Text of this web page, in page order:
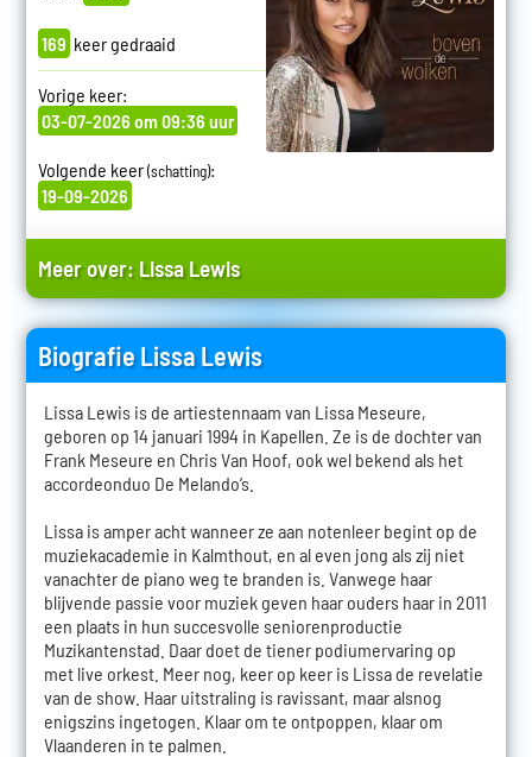
169 keer gedraaid
Vorige keer:
03-07-2026 om 09:36 uur
Volgende keer(schatting):
19-09-2026
Meer over: Lissa Lewis
Biografie Lissa Lewis
Lissa Lewis is de artiestennaam van Lissa Meseure,
geboren op 14 januari 1994 in Kapellen. Ze is de dochter van
Frank Meseure en Chris Van Hoof, ook wel bekend als het
accordeonduo De Melando’s.
Lissa is amper acht wanneer ze aan notenleer begint op de
muziekacademie in Kalmthout, en al even jong als zij niet
vanachter de piano weg te branden is. Vanwege haar
blijvende passie voor muziek geven haar ouders haar in 2011
een plaats in hun succesvolle seniorenproductie
Muzikantenstad. Daar doet de tiener podiumervaring op
met live orkest. Meer nog, keer op keer is Lissa de revelatie
van de show. Haar uitstraling is ravissant, maar alsnog
enigszins ingetogen. Klaar om te ontpoppen, klaar om
Vlaanderen in te palmen.